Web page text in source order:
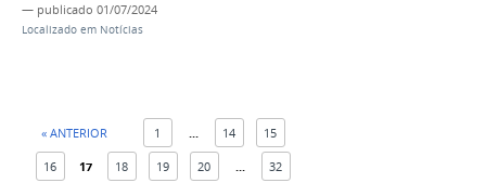
— publicado 01/07/2024
Localizado em Notícias
« ANTERIOR 1 ... 14 15
16 17 18 19 20 ...
32